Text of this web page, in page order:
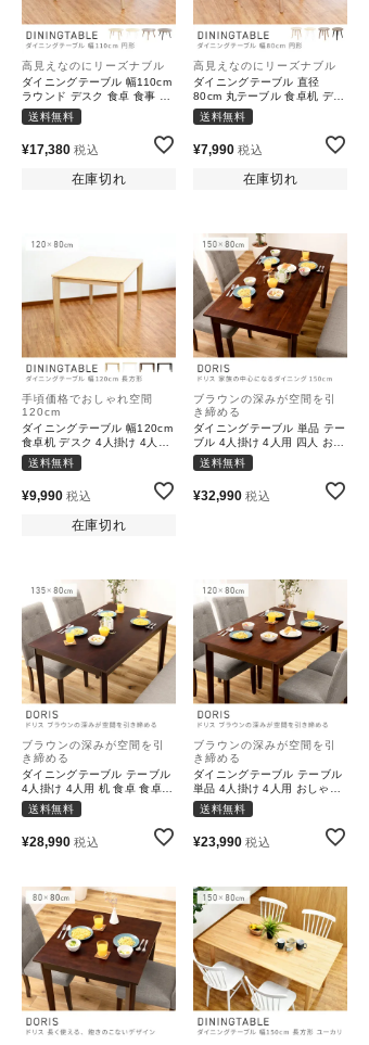
高見えなのにリーズナブル
ダイニングテーブル 幅110cm
ラウンド デスク 食卓 食事 一
人暮らし ラバーウッド 新生活
模様替え
送料無料
¥17,380 税込
在庫切れ
高見えなのにリーズナブル
ダイニングテーブル 直径
80cm 丸テーブル 食卓机 デス
ク 一人暮らし ラバーウッド
ナチュラル 新生活 模様替え
送料無料
¥7,990 税込
在庫切れ
手頃価格でおしゃれ空間
120cm
ダイニングテーブル 幅120cm
食卓机 デスク 4人掛け 4人用
一人暮らし ラバーウッド 新生
活 模様替え
送料無料
¥9,990 税込
在庫切れ
ブラウンの深みが空間を引
き締める
ダイニングテーブル 単品 テー
ブル 4人掛け 4人用 四人 おし
ゃれ｜DORIS
送料無料
¥32,990 税込
ブラウンの深みが空間を引
き締める
ダイニングテーブル テーブル
4人掛け 4人用 机 食卓 食卓机
おしゃれ｜DORIS
送料無料
¥28,990 税込
ブラウンの深みが空間を引
き締める
ダイニングテーブル テーブル
単品 4人掛け 4人用 おしゃれ
長方形 四角｜DORIS
送料無料
¥23,990 税込